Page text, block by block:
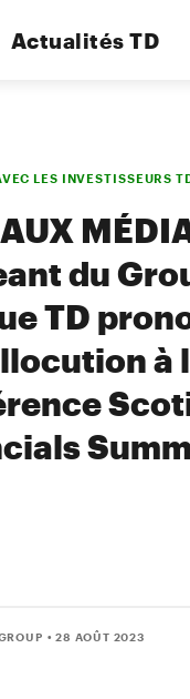
Actualités TD
LES INVESTISSEURS
du
TD
à
• 28 AOÛT 2023